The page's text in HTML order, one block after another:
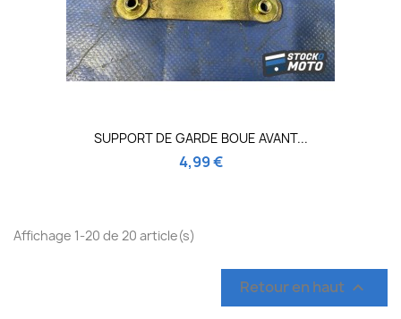
SUPPORT DE GARDE BOUE AVANT...
4,99 €
Affichage 1-20 de 20 article(s)
Retour en haut 